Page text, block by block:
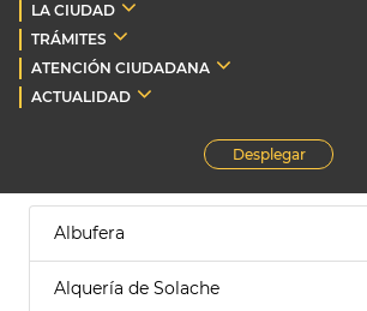
LA CIUDAD
TRÁMITES
ATENCIÓN CIUDADANA
ACTUALIDAD
Desplegar
Albufera
Alquería de Solache